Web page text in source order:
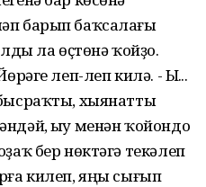
барып баҡсалағы
ла өҫтөнә ҡойҙо.
леп-леп килә. - Ыһ...
хыянатты
һыу менән ҡойондо
бер нөктәгә текәлеп
килеп, яңы сығып